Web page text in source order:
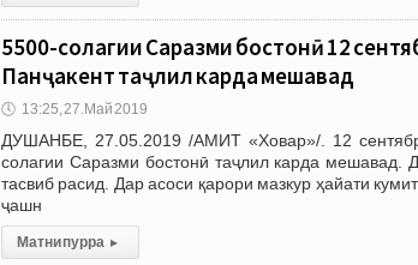
5500-солагии Саразми бостонӣ 12
Панҷакент таҷлил карда мешавад
🕔 13:25, 27.Май 2019
ДУШАНБЕ, 27.05.2019 /АМИТ «Ховар»/. 12
солагии Саразми бостонӣ таҷлил карда мешавад.
тасвиб расид. Дар асоси қарори мазкур ҳайати
ҷашн
Матни пурра ▸